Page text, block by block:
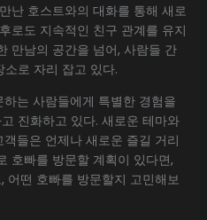
난 호스트와의 대화를 통해 새로
로도 지속적인 친구 관계를 유지
만남의 공간을 넘어, 사람들 간
로 자리 잡고 있다.
는 사람들에게 특별한 경험을
진화하고 있다. 새로운 테마와
들은 언제나 새로운 즐길 거리
호빠를 방문할 계획이 있다면,
어떤 호빠를 방문할지 고민해보